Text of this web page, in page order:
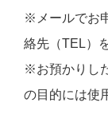
※メールでお
絡先（TEL）
※お預かりし
の目的には使